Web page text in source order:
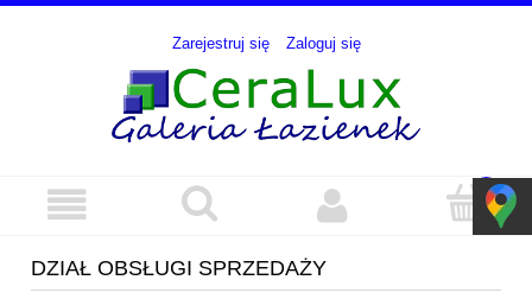
Zarejestruj się Zaloguj się
DZIAŁ OBSŁUGI SPRZEDAŻY